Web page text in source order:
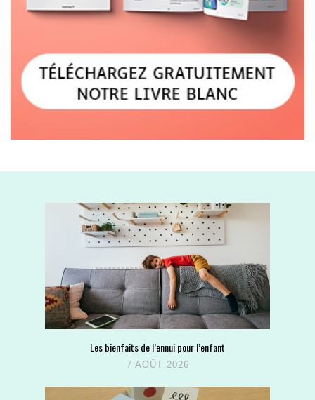
Les bienfaits de l’ennui pour l’enfant
7 AOÛT 2026